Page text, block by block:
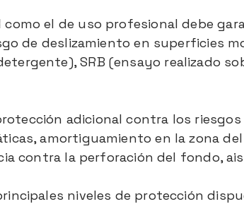
como el de uso profesional debe
de deslizamiento en superficies
SRB (ensayo realizado
adicional contra los
amortiguamiento en la zona
contra la perforación del fondo,
niveles de protección